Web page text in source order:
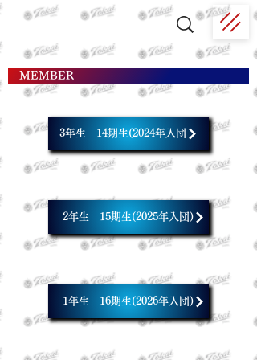
MEMBER
3年生 14期生(2024年入団
2年生 15期生(2025年入団)
1年生 16期生(2026年入団)